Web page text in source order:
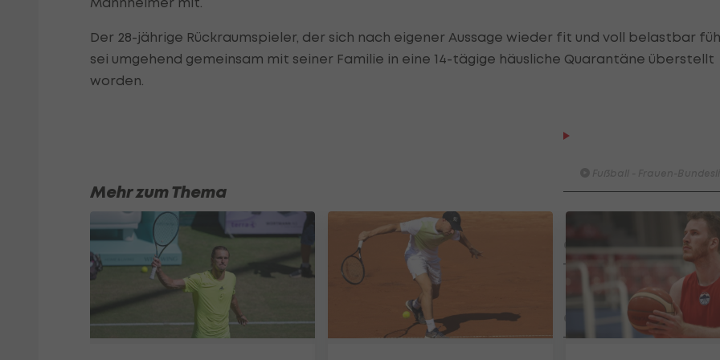
Der 28-jährige Rückraumspieler, der sich nach eigener Aussage wieder fit und voll belastbar
sei umgehend gemeinsam mit seiner Familie in eine 14-tägige häusliche Quarantäne überstellt
worden.
FC Blau-Weiß Linz - FC
Fußball - ADMIRAL 2. Liga
Highlights: Blau-Weiß schenkt
Wacker drei Tore ein
Fußball - ADMIRAL 2. Liga
Mehr zum Thema